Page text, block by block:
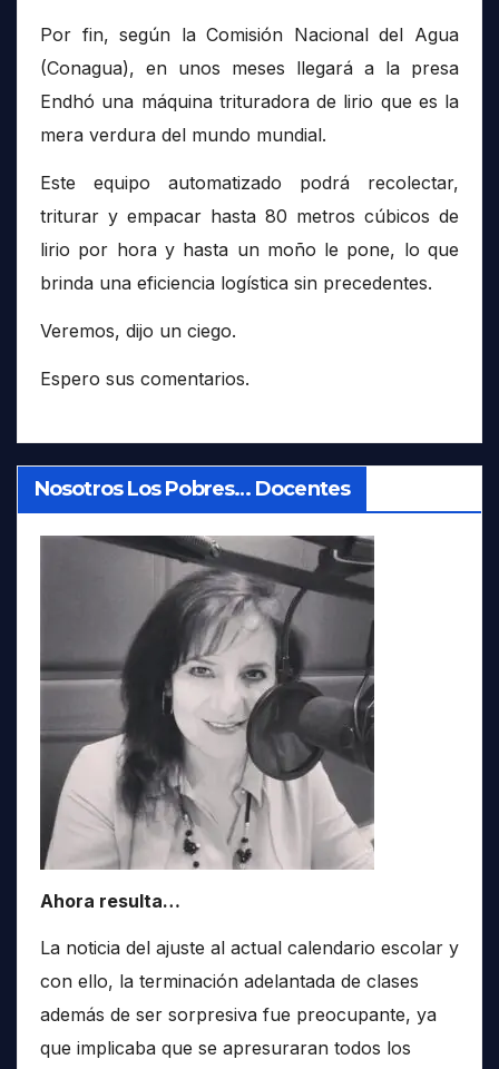
Por fin, según la Comisión Nacional del Agua
(Conagua), en unos meses llegará a la presa
Endhó una máquina trituradora de lirio que es la
mera verdura del mundo mundial.
Este equipo automatizado podrá recolectar,
triturar y empacar hasta 80 metros cúbicos de
lirio por hora y hasta un moño le pone, lo que
brinda una eficiencia logística sin precedentes.
Veremos, dijo un ciego.
Espero sus comentarios.
Nosotros Los Pobres… Docentes
Ahora resulta…
La noticia del ajuste al actual calendario escolar y
con ello, la terminación adelantada de clases
además de ser sorpresiva fue preocupante, ya
que implicaba que se apresuraran todos los